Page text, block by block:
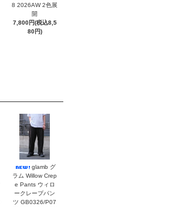
8 2026AW 2色展
開
7,800円(税込8,5
80円)
glamb グ
ラム Willow Crep
e Pants ウィロ
ークレープパン
ツ GB0326/P07